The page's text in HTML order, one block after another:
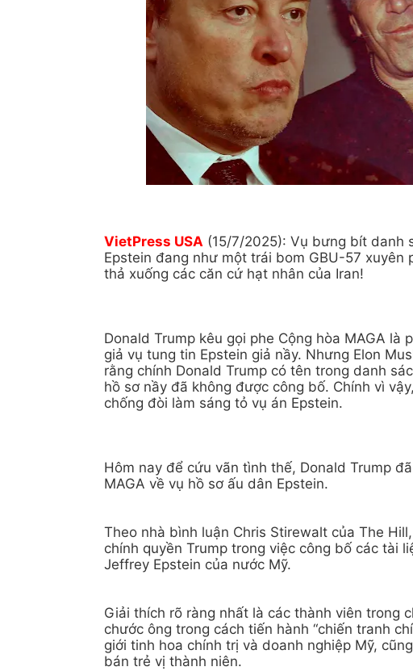
VietPress USA (15/7/2025): Vụ bưng bít danh
Epstein đang như một trái bom GBU-57
thả xuống các căn cứ hạt nhân của Iran!
Donald Trump kêu gọi phe Cộng hòa MAGA
giả vụ tung tin Epstein giả nầy. Nhưng Elon
rằng chính Donald Trump có tên trong danh
hồ sơ nầy đã không được công bố. Chính vì
chống đòi làm sáng tỏ vụ án Epstein.
Hôm nay để cứu vãn tình thế, Donald Trump
MAGA về vụ hồ sơ ấu dân Epstein.
Theo nhà bình luận Chris Stirewalt của The
chính quyền Trump trong việc công bố các tài
Jeffrey Epstein của nước Mỹ.
Giải thích rõ ràng nhất là các thành viên trong
chước ông trong cách tiến hành “chiến tranh
giới tinh hoa chính trị và doanh nghiệp Mỹ,
bán trẻ vị thành niên.